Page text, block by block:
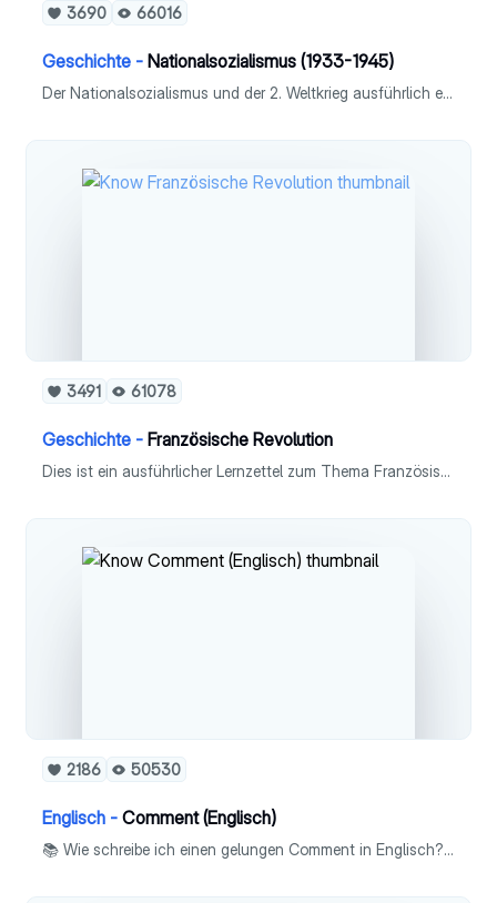
3690 66016
Geschichte - Nationalsozialismus (1933-1945)
Der Nationalsozialismus und der 2. Weltkrieg ausführlich erklärt. - NSDAP - NS-Ideologie - Machtergreifung - Gleichschaltung - Gesellschaft - Widerstand - Judenverfolgung & Holocaust - Zweiter Weltkrieg - NS-Außenpolitik
3491 61078
Geschichte - Französische Revolution
Dies ist ein ausführlicher Lernzettel zum Thema Französische Revolution 1789 im Fach Geschichte (Leistungskurs).
2186 50530
Englisch - Comment (Englisch)
📚 Wie schreibe ich einen gelungen Comment in Englisch? - Definition - Aufgabenstellung - Detaillierter Schreibplan - Checkliste - Bewertungskriterien - Ausführliche Liste an guten Linking Phrases